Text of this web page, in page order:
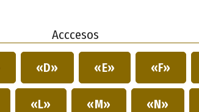
Acccesos
«D» «E» «F»
«L» «M» «N»